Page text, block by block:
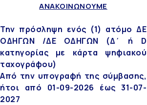
ΑΝΑΚΟΙΝΩΝΟΥΜΕ
Την πρόσληψη ενός (1) ατόμο ΔΕ
ΟΔΗΓΩΝ /ΔΕ ΟΔΗΓΩΝ (Δ΄ ή D
κατηγορίας με κάρτα ψηφιακού
ταχογράφου)
Από την υπογραφή της σύμβασης,
ήτοι από 01-09-2026 έως 31-07-
2027